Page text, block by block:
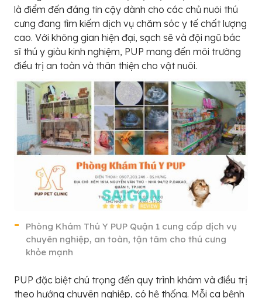
là điểm đến đáng tin cậy dành cho các chủ nuôi thú
cưng đang tìm kiếm dịch vụ chăm sóc y tế chất lượng
cao. Với không gian hiện đại, sạch sẽ và đội ngũ bác
sĩ thú y giàu kinh nghiệm, PUP mang đến môi trường
điều trị an toàn và thân thiện cho vật nuôi.
Phòng Khám Thú Y PUP Quận 1 cung cấp dịch vụ
chuyên nghiệp, an toàn, tận tâm cho thú cưng
khỏe mạnh
PUP đặc biệt chú trọng đến quy trình khám và điều trị
theo hướng chuyên nghiệp, có hệ thống. Mỗi ca bệnh